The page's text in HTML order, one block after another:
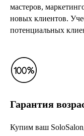
мастеров,
новых клиентов.
потенциальных
Гарантия
Купим ваш